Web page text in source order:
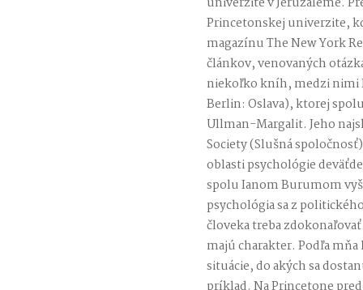
Princetonskej univerzite,
magazínu The New York
článkov, venovaných
niekoľko kníh, medzi nimi
Berlin: Oslava), ktorej
Ullman-Margalit. Jeho
Society (Slušná
oblasti psychológie
spolu Ianom Burumom
psychológia sa z
človeka treba
majú charakter. Podľa
situácie, do akých sa